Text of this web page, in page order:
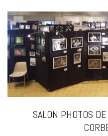
SALON PHOTOS